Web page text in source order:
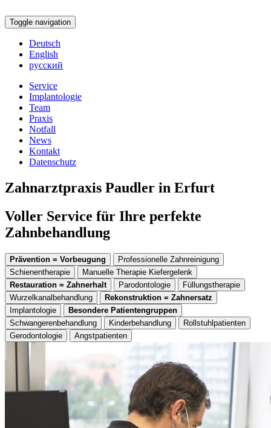
Toggle navigation
Deutsch
English
русский
Service
Implantologie
Team
Praxis
Notfall
News
Kontakt
Datenschutz
Zahnarztpraxis Paudler in Erfurt
Voller Service für Ihre perfekte
Zahnbehandlung
Prävention = Vorbeugung
Professionelle Zahnreinigung
Schienentherapie
Manuelle Therapie Kiefergelenk
Restauration = Zahnerhalt
Parodontologie
Füllungstherapie
Wurzelkanalbehandlung
Rekonstruktion = Zahnersatz
Implantologie
Besondere Patientengruppen
Schwangerenbehandlung
Kinderbehandlung
Rollstuhlpatienten
Gerodontologie
Angstpatienten